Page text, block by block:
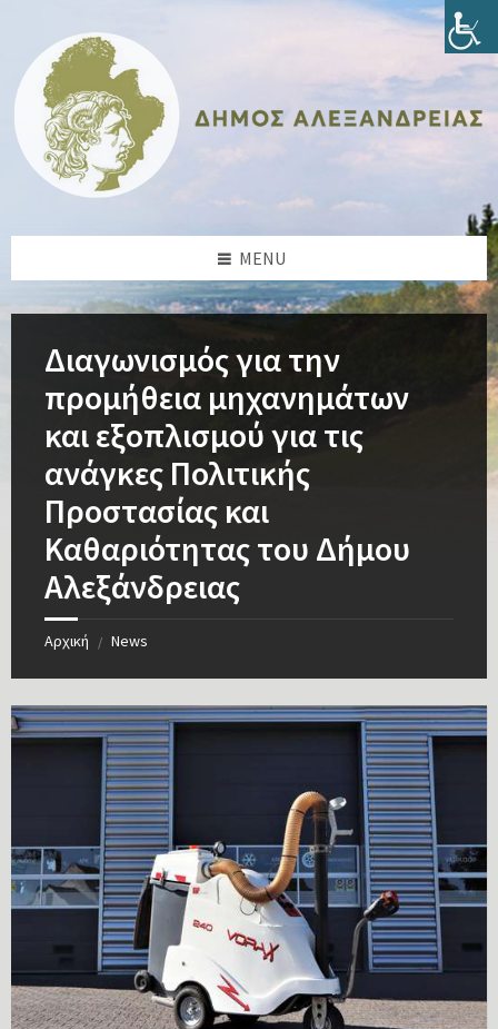
content
sidebar
sidebar
footer
MENU
Διαγωνισμός για την
προμήθεια μηχανημάτων
και εξοπλισμού για τις
ανάγκες Πολιτικής
Προστασίας και
Καθαριότητας του Δήμου
Αλεξάνδρειας
Αρχική / News